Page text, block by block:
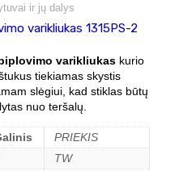
ir jų dalys
varikliukas 1315PS-2
varikliukaskurio
tiekiamas skystis
slėgiui, kad stiklas būtų
nuo teršalų.
PRIEKIS
TW